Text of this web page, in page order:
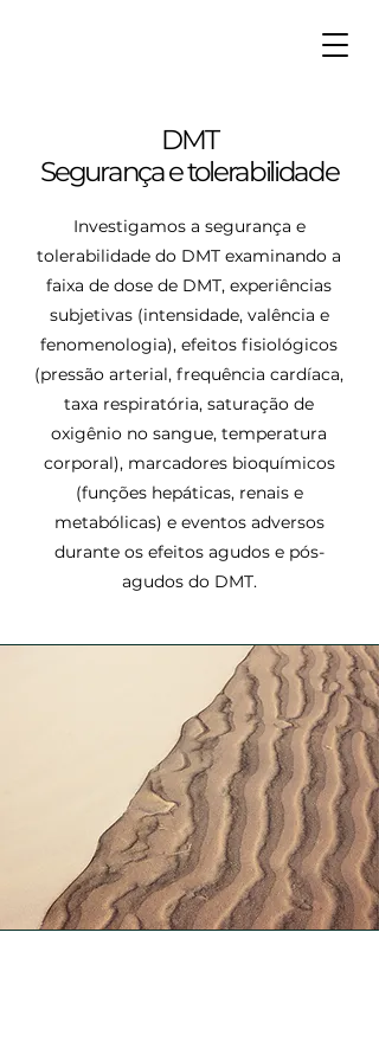
DMT
Segurança e tolerabilidade
Investigamos a segurança e
tolerabilidade do DMT examinando a
faixa de dose de DMT, experiências
subjetivas (intensidade, valência e
fenomenologia), efeitos fisiológicos
(pressão arterial, frequência cardíaca,
taxa respiratória, saturação de
oxigênio no sangue, temperatura
corporal), marcadores bioquímicos
(funções hepáticas, renais e
metabólicas) e eventos adversos
durante os efeitos agudos e pós-
agudos do DMT.